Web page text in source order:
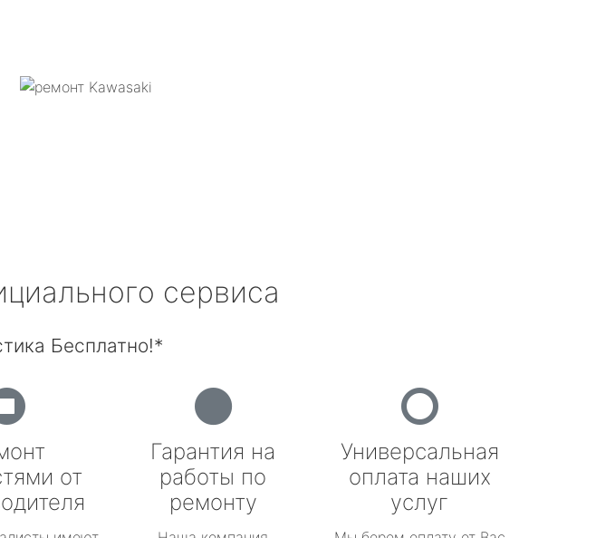
сервиса
Бесплатно!*
от
Гарантия на
работы по
ремонту
Универсальная
оплата наших
услуг